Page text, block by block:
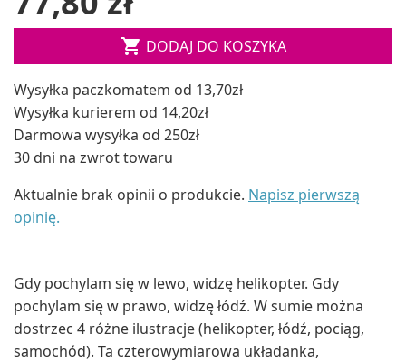
 DODAJ DO KOSZYKA
Wysyłka paczkomatem od 13,70zł
Wysyłka kurierem od 14,20zł
Darmowa wysyłka od 250zł
30 dni na zwrot towaru
Aktualnie brak opinii o produkcie. Napisz pierwszą
opinię.
Gdy pochylam się w lewo, widzę helikopter. Gdy
pochylam się w prawo, widzę łódź. W sumie można
dostrzec 4 różne ilustracje (helikopter, łódź, pociąg,
samochód). Ta czterowymiarowa układanka,